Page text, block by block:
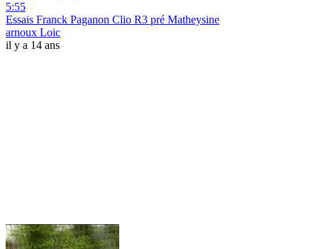
5:55
Essais Franck Paganon Clio R3 pré Matheysine
arnoux Loic
il y a 14 ans